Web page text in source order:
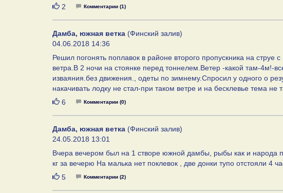
Нравится
2 Комментарии (1)
Дамба, южная ветка (Финский залив)
04.06.2018 14:36
Решил погонять поплавок в районе второго пропускника на струе
ветра.В 2 ночи на стоянке перед тоннелем.Ветер -какой там-4м!-
изваяния.без движения., одеты по зимнему.Спросил у одного о
накачивать лодку не стал-при таком ветре и на бесклевье тема не
Нравится
6 Комментарии (0)
Дамба, южная ветка (Финский залив)
24.05.2018 13:01
Вчера вечером был на 1 створе южной дамбы, рыбы как и народа
кг за вечерю На малька нет поклевок , две донки тупо отстояли 4
Нравится
5 Комментарии (2)